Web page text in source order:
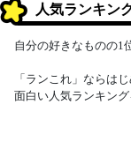
人気ランキン
自分の好きなものの1
「ランこれ」ならは
面白い人気ランキング